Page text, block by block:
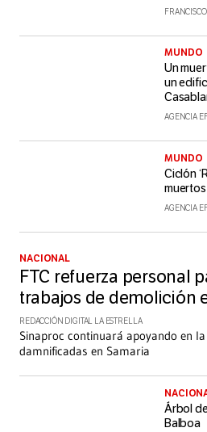
MUNDO
Un
un
AGENCIA
MUNDO
Ciclón
AGENCIA
NACIONAL
FTC refuerza personal
trabajos de demolición
REDACCIÓN DIGITAL LA ESTRELLA
Sinaproc continuará apoyando en
damnificadas en Samaria
Árbol
Balboa